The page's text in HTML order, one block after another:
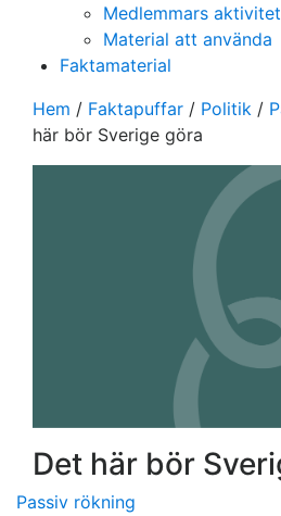
Medlemmars
Material att använda
Faktamaterial
Hem / Faktapuffar / Politik /
här bör Sverige göra
Det här bör
Passiv rökning